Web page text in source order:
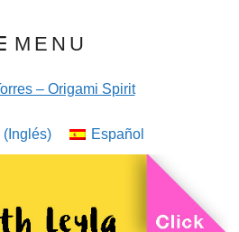
MENU
( Inglés) Español